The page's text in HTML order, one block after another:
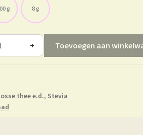
g 8 g
+ Toevoegen aan
thee e.d., Stevia